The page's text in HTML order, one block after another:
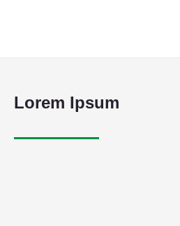
Lorem Ipsum